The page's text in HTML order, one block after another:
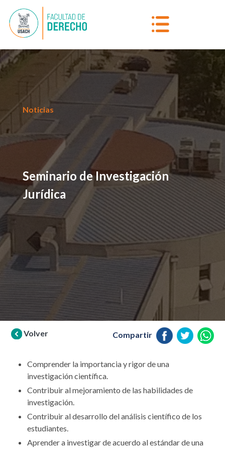
Noticias
Seminario de Investigación
Jurídica
Volver Compartir
Comprender la importancia y rigor de una
investigación científica.
Contribuir al mejoramiento de las habilidades de
investigación.
Contribuir al desarrollo del análisis científico de los
estudiantes.
Aprender a investigar de acuerdo al estándar de una